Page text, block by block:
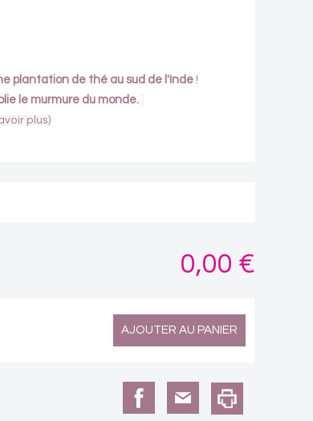
plantation de thé au sud de l'Inde !
le murmure du monde.
plus)
0,00 €
AJOUTER AU PANIER